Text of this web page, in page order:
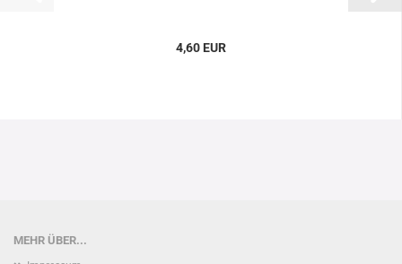
4,60 EUR
MEHR ÜBER...